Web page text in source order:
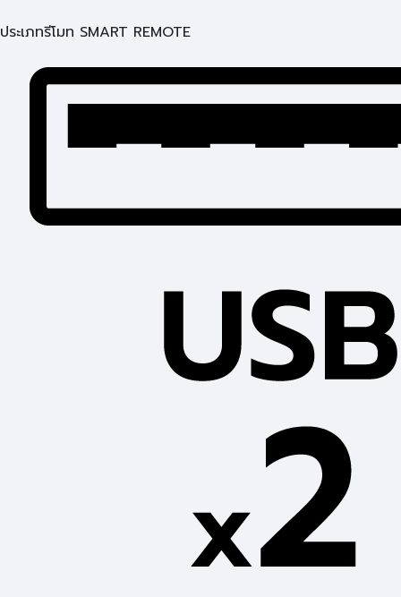
ประเภทรีโมท SMART REMOTE